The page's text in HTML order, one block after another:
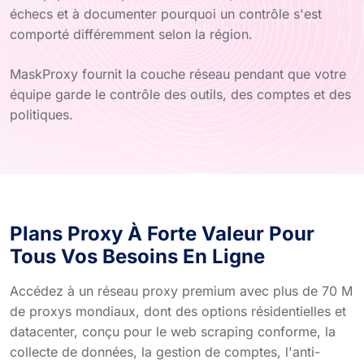
échecs et à documenter pourquoi un contrôle s'est
comporté différemment selon la région.
MaskProxy fournit la couche réseau pendant que votre
équipe garde le contrôle des outils, des comptes et des
politiques.
Plans Proxy À Forte Valeur Pour
Tous Vos Besoins En Ligne
Accédez à un réseau proxy premium avec plus de 70 M
de proxys mondiaux, dont des options résidentielles et
datacenter, conçu pour le web scraping conforme, la
collecte de données, la gestion de comptes, l'anti-